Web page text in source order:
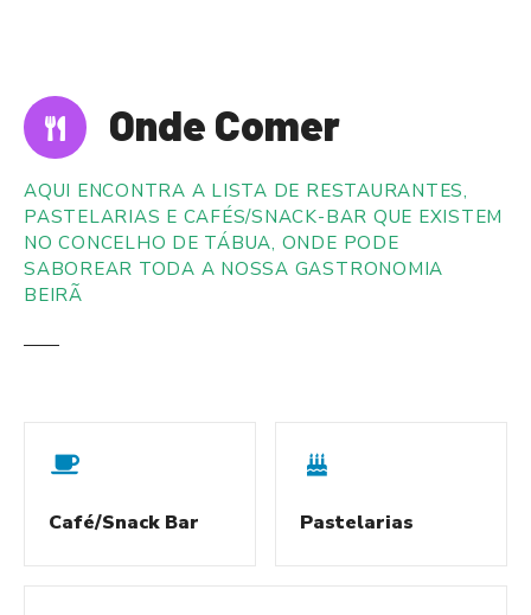
Onde Comer
AQUI ENCONTRA A LISTA DE RESTAURANTES,
PASTELARIAS E CAFÉS/SNACK-BAR QUE EXISTEM
NO CONCELHO DE TÁBUA, ONDE PODE
SABOREAR TODA A NOSSA GASTRONOMIA
BEIRÃ
Café/Snack Bar Pastelarias